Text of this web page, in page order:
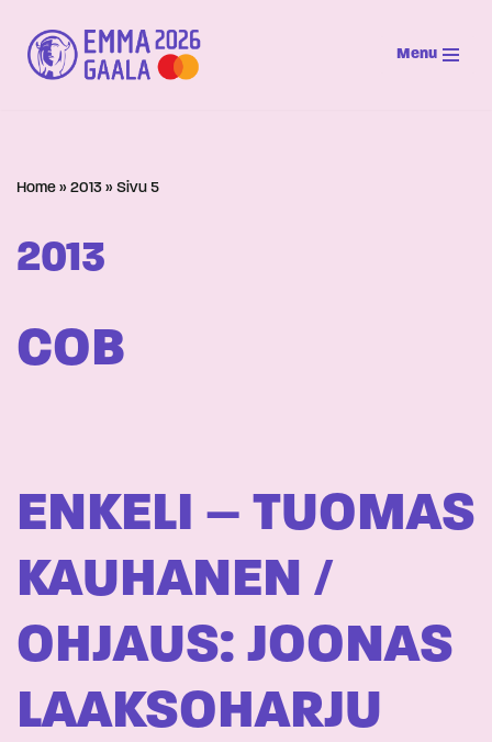
Siirry
suoraan
Menu
Home » 2013 » Sivu 5
2013
COB
ENKELI – TUOMAS
KAUHANEN /
OHJAUS: JOONAS
LAAKSOHARJU